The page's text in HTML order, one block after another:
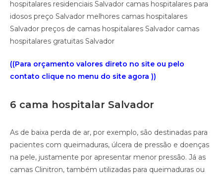
hospitalares residenciais Salvador camas hospitalares para
idosos preço Salvador melhores camas hospitalares
Salvador preços de camas hospitalares Salvador camas
hospitalares gratuitas Salvador
((Para orçamento valores direto no site ou pelo
contato clique no menu do site agora ))
6 cama hospitalar Salvador
As de baixa perda de ar, por exemplo, são destinadas para
pacientes com queimaduras, úlcera de pressão e doenças
na pele, justamente por apresentar menor pressão. Já as
camas Clinitron, também utilizadas para queimaduras ou